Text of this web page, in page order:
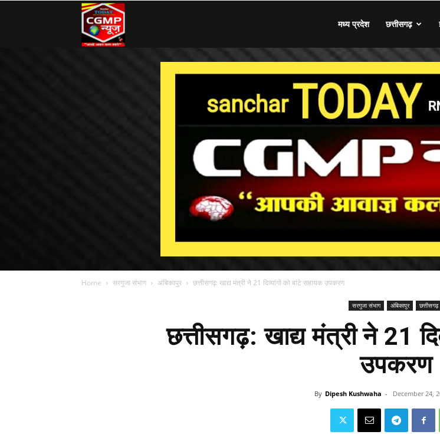
मध्य प्रदेश छत्तीसगढ़
Home सरगुजा संभाग अंबिकापुर छत्तीसगढ़: खाद्य मंत्री ने 21 दिव्यांगों को बांटे सहायक उपकरण
सरगुजा संभाग अंबिकापुर छत्तीसगढ़
छत्तीसगढ़: खाद्य मंत्री ने 21
उपकरण
By Dipesh Kushwaha - December 24,